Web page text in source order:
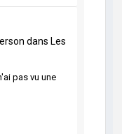
dans Les
pas vu une